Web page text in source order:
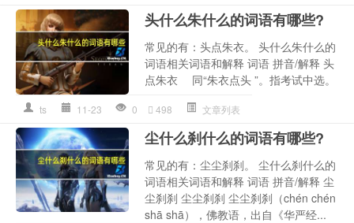
头什么朱什么的词语有哪些?
常见的有：头点朱衣。 头什么朱什么的
词语相关词语和解释 词语 拼音/解释 头
点朱衣 同“朱衣点头 ”。指考试中选。
ts 11-23 0 498 文章列表
尘什么刹什么的词语有哪些?
常见的有：尘尘刹刹。 尘什么刹什么的
词语相关词语和解释 词语 拼音/解释 尘
尘刹刹 尘尘刹刹 尘尘刹刹（chén chén
shā shā），佛教语，出自《华严经...